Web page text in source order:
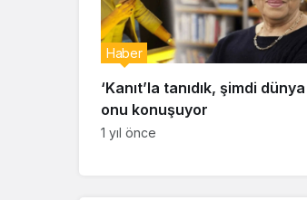
‘Kanıt’la tanıdık, şimdi dünya
onu konuşuyor
Haber
1 yıl önce